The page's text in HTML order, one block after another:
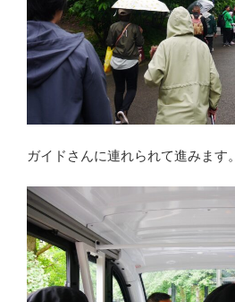
ガイドさんに連れられて進みます。